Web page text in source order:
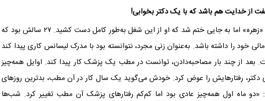
از خدایت هم باشد که با یک دکتر بخوابی!
تجربه منشی‌گری برای «زهره» اما به جایی ختم شد که او از این شغل به‌طور کامل دست کشید. ۲۷ سالش بود که
خود را داشته باشد. به‌عنوان زنی مجرد، نتوانسته بود با مدرک لیسانس کاری پیدا کند
بعد از چند بار مصاحبه‌دادن، توانست در مطب یک پزشک کار پیدا کند. اوایل همه‌چیز
دکتر، رفتارهایش را عوض کرد. خودش می‌گوید یک سال کار در آن مطب، بدترین روزهای
ماه اول همه‌چیز عادی بود اما کم‌کم رفتارهای پزشک آن مطب تغییر کرد. شب‌ها